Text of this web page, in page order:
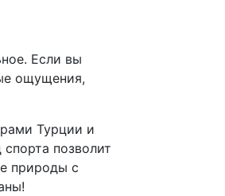
Если вы
ощущения,
Турции и
позволит
природы с